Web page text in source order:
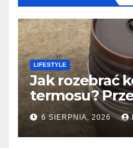
LIFESTYLE
Jak rozebrać
termosu?
po kroku
6 SIERPNIA, 2026